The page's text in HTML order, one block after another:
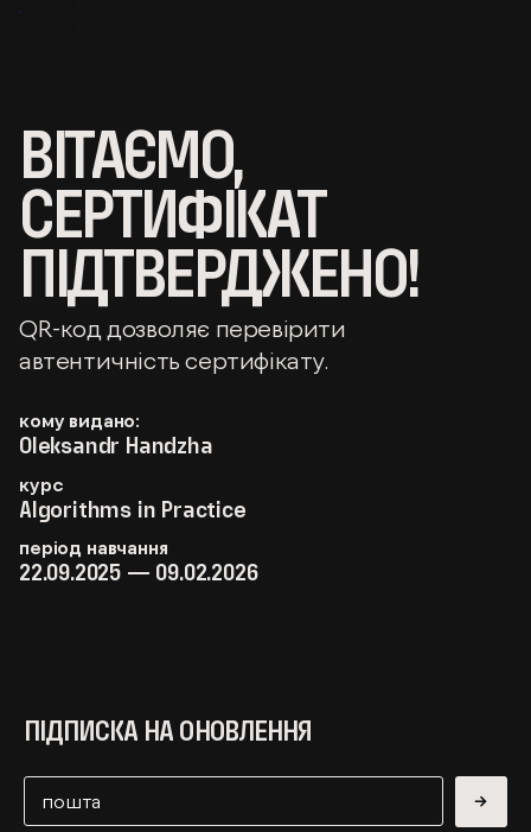
ВІТАЄМО,
СЕРТИФІКАТ
ПІДТВЕРДЖЕНО!
QR-код дозволяє перевірити
автентичність сертифікату.
кому видано:
Oleksandr Handzha
курс
Algorithms in Practice
період навчання
22.09.2025 — 09.02.2026
→
ПІДПИСКА НА ОНОВЛЕННЯ